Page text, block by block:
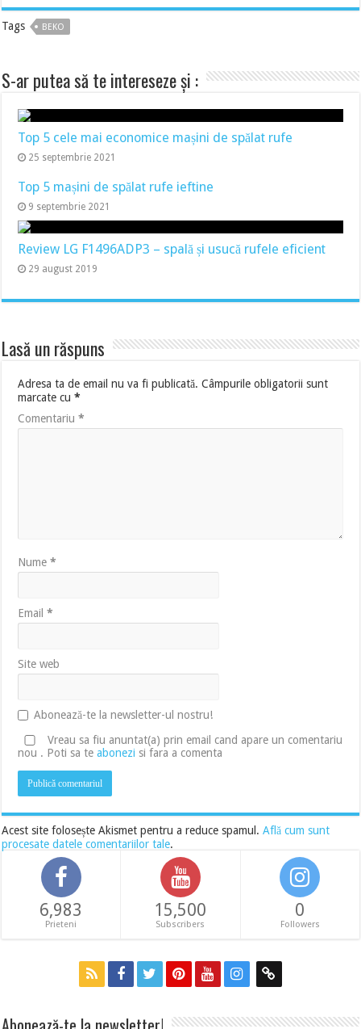
Tags BEKO
S-ar putea să te intereseze și :
Top 5 cele mai economice mașini de spălat rufe
25 septembrie 2021
Top 5 mașini de spălat rufe ieftine
9 septembrie 2021
Review LG F1496ADP3 – spală și usucă rufele eficient
29 august 2019
Lasă un răspuns
Adresa ta de email nu va fi publicată. Câmpurile obligatorii sunt
marcate cu*
Comentariu*
Nume*
Email*
Site web
Abonează-te la newsletter-ul nostru!
Vreau sa fiu anuntat(a) prin email cand apare un comentariu
nou . Poti sa teabonezi si fara a comenta
Acest site folosește Akismet pentru a reduce spamul.Află cum sunt
procesate datele comentariilor tale.
6,983
Prieteni
15,500
Subscribers
0
Followers